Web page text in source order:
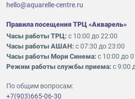
hello@aquarelle-centre.ru
Правила посещения ТРЦ «Акварель»
Часы работы ТРЦ:с 10:00 до 22:00
Часы работы АШАН:с 07:30 до 23:00
Часы работы Мори Синема:с 10:00 до
Режим работы службы приема:с 9:00
По общим вопросам:
+7(903)665-06-30